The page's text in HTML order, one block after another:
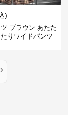
)
ブラウン あたた
りワイドパンツ
›